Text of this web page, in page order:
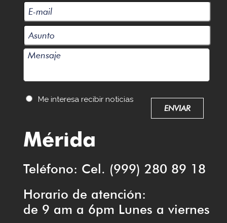
Me interesa recibir noticias
Mérida
Teléfono: Cel. (999) 280 89 18
Horario de atención:
de 9 am a 6pm Lunes a viernes